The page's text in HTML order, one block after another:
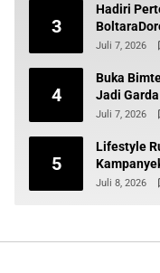
3
Hadiri
dan
Juli 7, 2026
4
Buka
Jadi
Juli 7, 2026
5
Lifestyle
Juli 8, 2026